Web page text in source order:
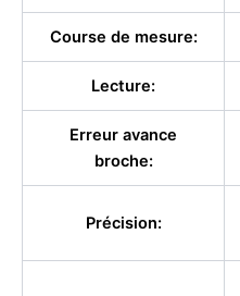
Course de mesure:
Lecture:
Erreur avance
broche:
Précision: